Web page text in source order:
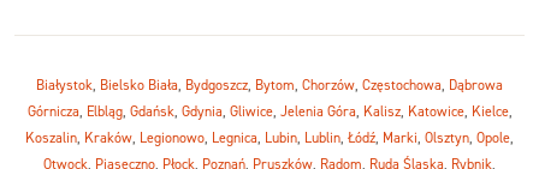
Białystok, Bielsko Biała, Bydgoszcz, Bytom, Chorzów, Częstochowa, Dąbrowa
Górnicza, Elbląg, Gdańsk, Gdynia, Gliwice, Jelenia Góra, Kalisz, Katowice, Kielce,
Koszalin, Kraków, Legionowo, Legnica, Lubin, Lublin, Łódź, Marki, Olsztyn, Opole,
Otwock, Piaseczno, Płock, Poznań, Pruszków, Radom, Ruda Śląska, Rybnik,